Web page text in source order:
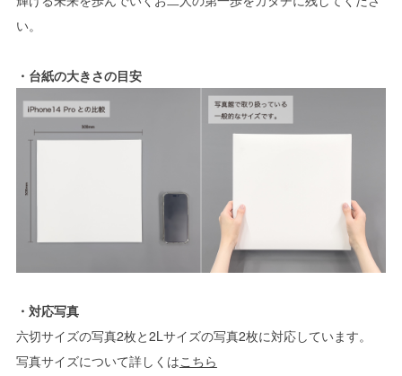
い。
・台紙の大きさの目安
・対応写真
六切サイズの写真2枚と2Lサイズの写真2枚に対応しています。
写真サイズについて詳しくはこちら